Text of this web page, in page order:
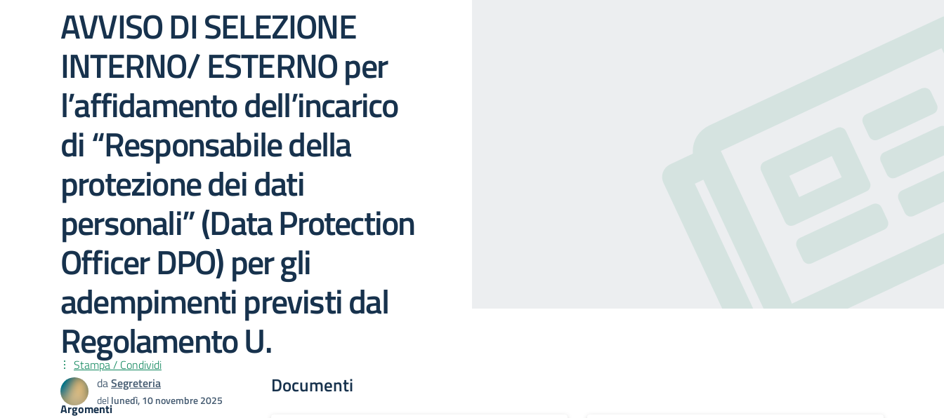
AVVISO DI SELEZIONE
INTERNO/ ESTERNO per
l’affidamento dell’incarico
di “Responsabile della
protezione dei dati
personali” (Data Protection
Officer DPO) per gli
adempimenti previsti dal
Regolamento U.
daSegreteria
dellunedì, 10 novembre 2025
Documenti
Stampa / Condividi
Argomenti